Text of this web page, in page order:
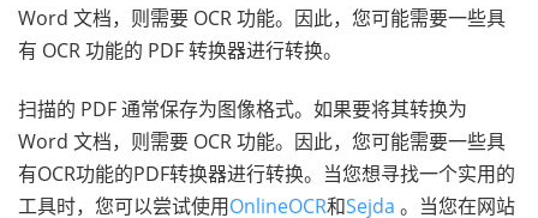
Word 文档，则需要 OCR 功能。因此，您可能需要一些具
有 OCR 功能的 PDF 转换器进行转换。
扫描的 PDF 通常保存为图像格式。如果要将其转换为
Word 文档，则需要 OCR 功能。因此，您可能需要一些具
有OCR功能的PDF转换器进行转换。当您想寻找一个实用的
工具时，您可以尝试使用OnlineOCR和Sejda 。当您在网站